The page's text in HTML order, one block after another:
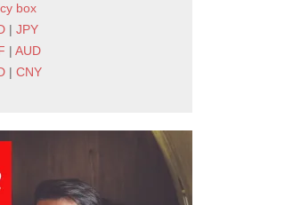
box
| JPY
| AUD
| CNY